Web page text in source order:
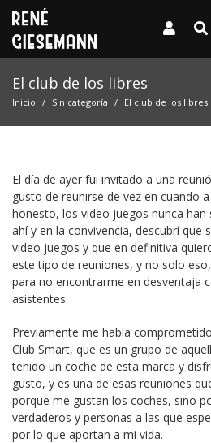
El club de los libres
Inicio Sin categoría El club de los libres
El día de ayer fui invitado a una
gusto de reunirse de vez en cuando
honesto, los video juegos nunca
ahí y en la convivencia, descubrí que
video juegos y que en definitiva
este tipo de reuniones, y no solo
para no encontrarme en desventaja
asistentes.
Previamente me había
Club Smart, que es un grupo de
tenido un coche de esta marca y
gusto, y es una de esas reuniones
porque me gustan los coches, sino
verdaderos y personas a las que
por lo que aportan a mi vida.